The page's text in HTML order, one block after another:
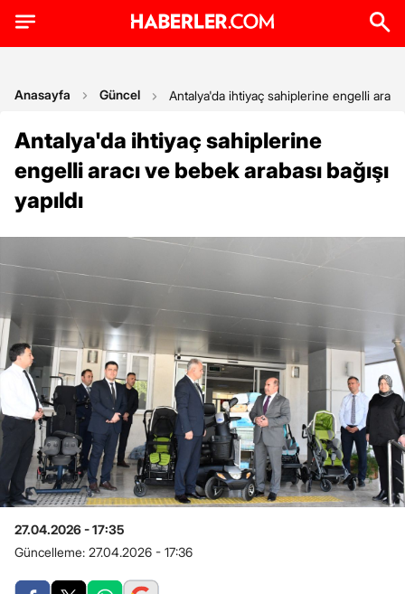
Anasayfa Güncel Antalya'da ihtiyaç sahiplerine engelli aracı
Antalya'da ihtiyaç sahiplerine
engelli aracı ve bebek arabası bağışı
yapıldı
27.04.2026 - 17:35
Güncelleme: 27.04.2026 - 17:36